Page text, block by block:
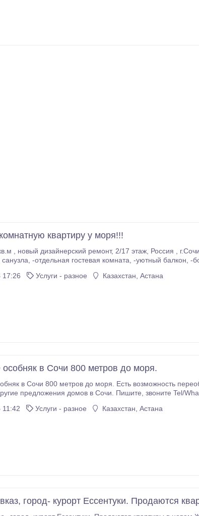
квартиру у моря!!!
«Министерские озёра» -2
хранения на кухне Находится в одном из
17:26
Услуги - разное Казахстан, Астана
в Сочи 800 метров до моря.
в Сочи 800 метров до моря. Есть возможность
домов в Сочи. Пишите, звоните ‪Tel/WhatsApp указан в контактах. Отправлю по запросу
11:42
Услуги - разное Казахстан, Астана
город- курорт Ессентуки. Продаются